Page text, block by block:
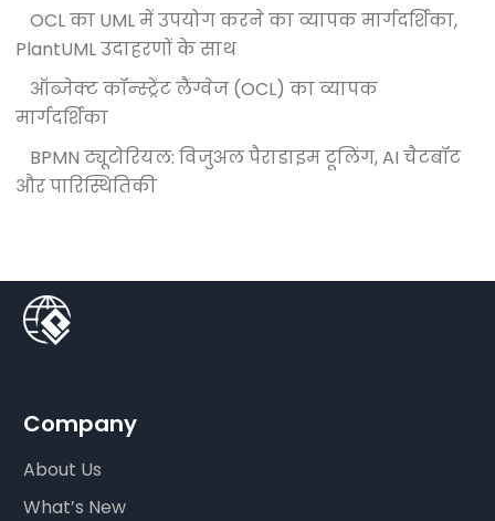
OCL का UML में उपयोग करने का व्यापक मार्गदर्शिका,
PlantUML उदाहरणों के साथ
ऑब्जेक्ट कॉन्स्ट्रेंट लैंग्वेज (OCL) का व्यापक
मार्गदर्शिका
BPMN ट्यूटोरियल: विजुअल पैराडाइम टूलिंग, AI चैटबॉट
और पारिस्थितिकी
Company
About Us
What’s New